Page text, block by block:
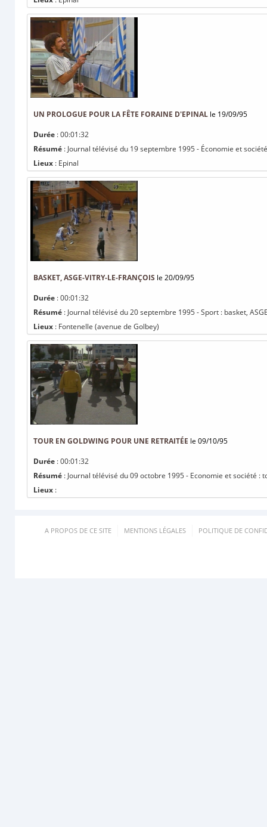
UN PROLOGUE POUR LA FÊTE FORAINE D'EPINAL le 19/09/95
Durée : 00:01:32
Résumé : Journal télévisé du 19 septembre 1995 - Économie et
Lieux : Epinal
BASKET, ASGE-VITRY-LE-FRANÇOIS le 20/09/95
Durée : 00:01:32
Résumé : Journal télévisé du 20 septembre 1995 - Sport : basket,
Lieux : Fontenelle (avenue de Golbey)
TOUR EN GOLDWING POUR UNE RETRAITÉE le 09/10/95
Durée : 00:01:32
Résumé : Journal télévisé du 09 octobre 1995 - Economie et société
Lieux :
A PROPOS DE CE SITE MENTIONS LÉGALES POLITIQUE DE